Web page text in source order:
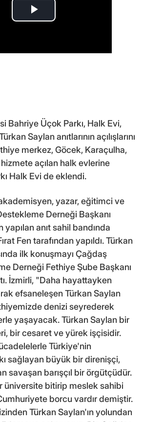
Bahriye Üçok Parkı, Halk Evi,
Saylan anıtlarının açılışlarını
merkez, Göcek, Karaçulha,
hizmete açılan halk evlerine
Halk Evi de eklendi.
yazar, eğitimci ve
Derneği Başkanı
anıt sahil bandında
Fen tarafından yapıldı. Türkan
ilk konuşmayı Çağdaş
Derneği Fethiye Şube Başkanı
İzmirli, "Daha hayattayken
efsaneleşen Türkan Saylan
denizi seyrederek
yaşayacak. Türkan Saylan bir
bir cesaret ve yürek işçisidir.
Türkiye'nin
sağlayan büyük bir direnişçi,
savaşan barışçıl bir örgütçüdür.
üniversite bitirip meslek sahibi
borcu vardır demiştir.
Türkan Saylan'ın yolundan